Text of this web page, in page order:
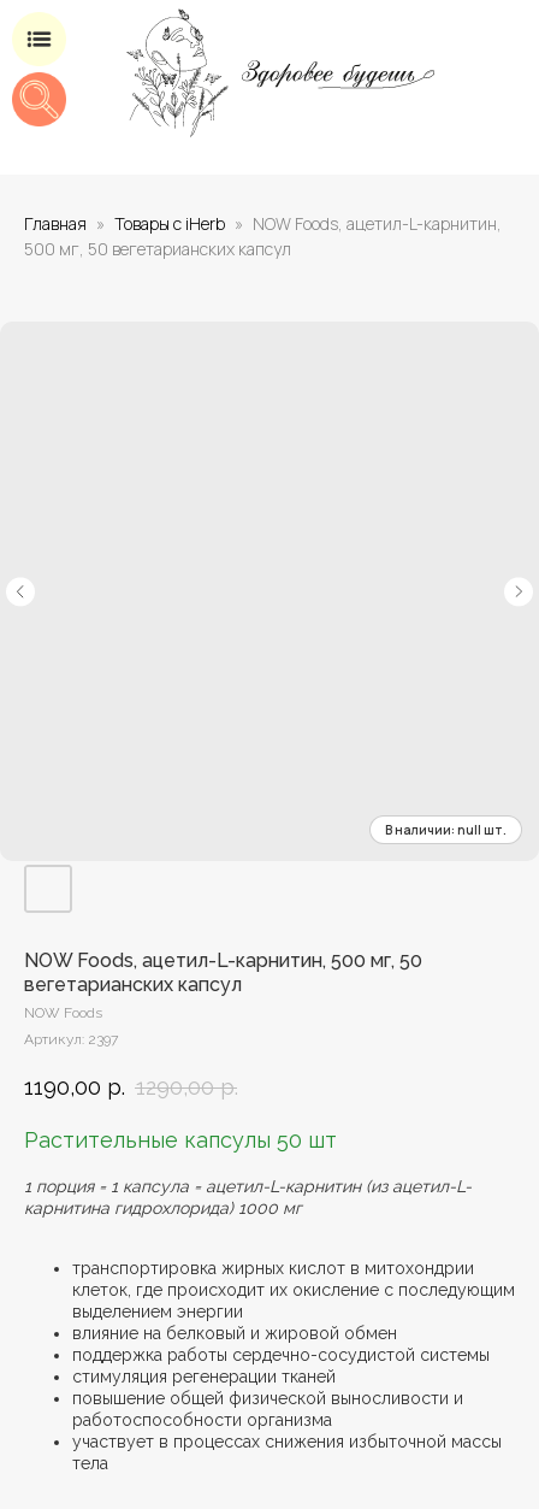
Главная Товары с iHerb
NOW Foods, ацетил-L-карнитин,
500 мг, 50 вегетарианских капсул
NOW Foods, ацетил-L-карнитин, 500 мг, 50
вегетарианских капсул
NOW Foods
Артикул: 2397
1190,00 р. 1290,00 р.
Растительные капсулы 50 шт
1 порция = 1 капсула = ацетил-L-карнитин (из ацетил-L-
карнитина гидрохлорида) 1000 мг
транспортировка жирных кислот в митохондрии
клеток, где происходит их окисление с последующим
выделением энергии
влияние на белковый и жировой обмен
поддержка работы сердечно-сосудистой системы
стимуляция регенерации тканей
повышение общей физической выносливости и
работоспособности организма
участвует в процессах снижения избыточной массы
тела